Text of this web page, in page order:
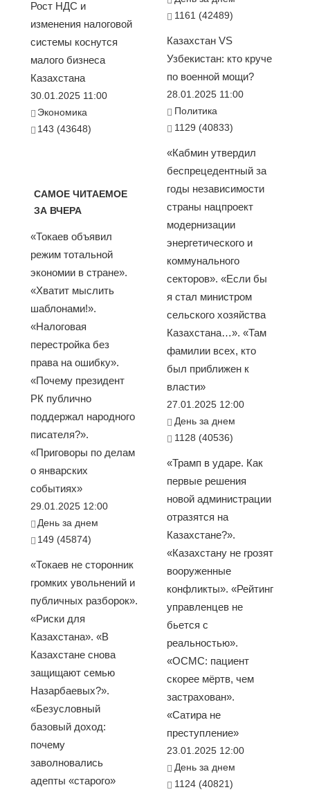
Рост НДС и
изменения налоговой
системы коснутся
малого бизнеса
Казахстана
30.01.2025 11:00
Экономика
143 (43648)
САМОЕ ЧИТАЕМОЕ
ЗА ВЧЕРА
«Токаев объявил
режим тотальной
экономии в стране».
«Хватит мыслить
шаблонами!».
«Налоговая
перестройка без
права на ошибку».
«Почему президент
РК публично
поддержал народного
писателя?».
«Приговоры по делам
о январских
событиях»
29.01.2025 12:00
День за днем
149 (45874)
«Токаев не сторонник
громких увольнений и
публичных разборок».
«Риски для
Казахстана». «В
Казахстане снова
защищают семью
Назарбаевых?».
«Безусловный
базовый доход:
почему
заволновались
адепты «старого»
1161 (42489)
Казахстан VS
Узбекистан: кто круче
по военной мощи?
28.01.2025 11:00
Политика
1129 (40833)
«Кабмин утвердил
беспрецедентный за
годы независимости
страны нацпроект
модернизации
энергетического и
коммунального
секторов». «Если бы
я стал министром
сельского хозяйства
Казахстана…». «Там
фамилии всех, кто
был приближен к
власти»
27.01.2025 12:00
День за днем
1128 (40536)
«Трамп в ударе. Как
первые решения
новой администрации
отразятся на
Казахстане?».
«Казахстану не грозят
вооруженные
конфликты». «Рейтинг
управленцев не
бьется с
реальностью».
«ОСМС: пациент
скорее мёртв, чем
застрахован».
«Сатира не
преступление»
23.01.2025 12:00
День за днем
1124 (40821)